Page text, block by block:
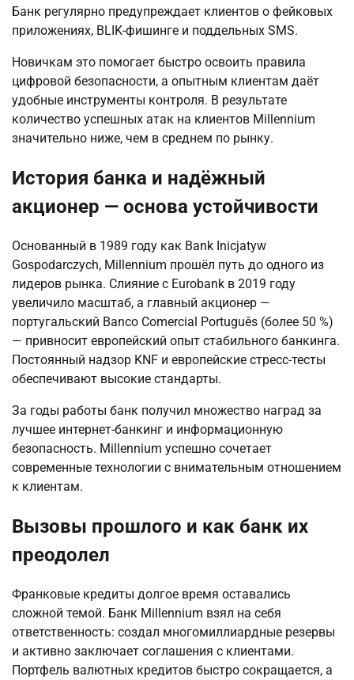
Банк регулярно предупреждает клиентов о фейковых
приложениях, BLIK-фишинге и поддельных SMS.
Новичкам это помогает быстро освоить правила
цифровой безопасности, а опытным клиентам даёт
удобные инструменты контроля. В результате
количество успешных атак на клиентов Millennium
значительно ниже, чем в среднем по рынку.
История банка и надёжный
акционер — основа устойчивости
Основанный в 1989 году как Bank Inicjatyw
Gospodarczych, Millennium прошёл путь до одного из
лидеров рынка. Слияние с Eurobank в 2019 году
увеличило масштаб, а главный акционер —
португальский Banco Comercial Português (более 50 %)
— привносит европейский опыт стабильного банкинга.
Постоянный надзор KNF и европейские стресс-тесты
обеспечивают высокие стандарты.
За годы работы банк получил множество наград за
лучшее интернет-банкинг и информационную
безопасность. Millennium успешно сочетает
современные технологии с внимательным отношением
к клиентам.
Вызовы прошлого и как банк их
преодолел
Франковые кредиты долгое время оставались
сложной темой. Банк Millennium взял на себя
ответственность: создал многомиллиардные резервы
и активно заключает соглашения с клиентами.
Портфель валютных кредитов быстро сокращается, а